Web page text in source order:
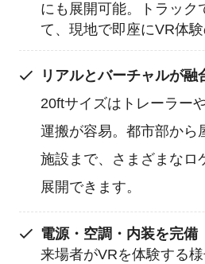
にも展開可能。トラック
て、現地で即座にVR体験
リアルとバーチャルが融
20ftサイズはトレーラー
運搬が容易。都市部から
施設まで、さまざまなロ
展開できます。
電源・空調・内装を完備
来場者がVRを体験する様